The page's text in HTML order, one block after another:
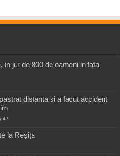
in jur de 800 de oameni in fata
distanta si a facut accident
47
la Reșița